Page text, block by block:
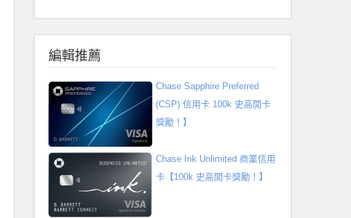
編輯推薦
Chase Sapphire Preferred
(CSP) 信用卡 100k 史高開卡
獎勵！】
Chase Ink Unlimited 商業信用
卡【100k 史高開卡獎勵！】